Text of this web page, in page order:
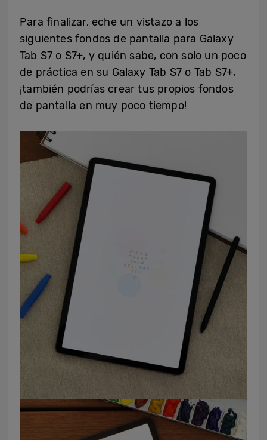
Para finalizar, eche un vistazo a los
siguientes fondos de pantalla para Galaxy
Tab S7 o S7+, y quién sabe, con solo un poco
de práctica en su Galaxy Tab S7 o Tab S7+,
¡también podrías crear tus propios fondos
de pantalla en muy poco tiempo!